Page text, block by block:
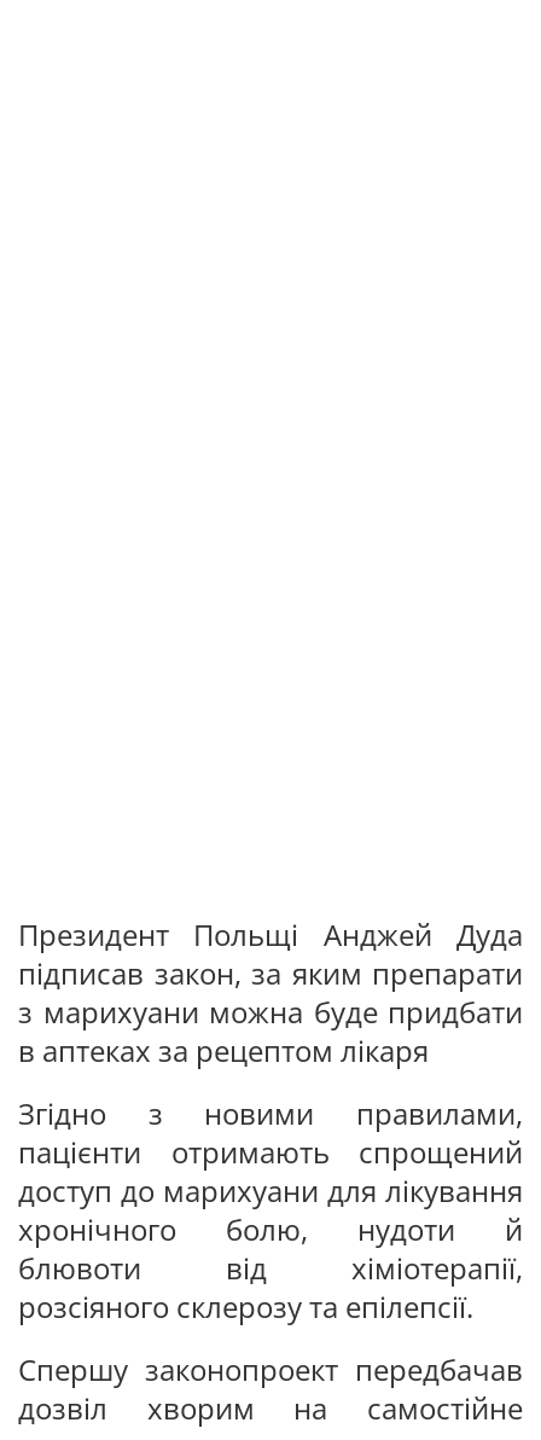
Президент Польщі Анджей Дуда
підписав закон, за яким препарати
з марихуани можна буде придбати
в аптеках за рецептом лікаря
Згідно з новими правилами,
пацієнти отримають спрощений
доступ до марихуани для лікування
хронічного болю, нудоти й
блювоти від хіміотерапії,
розсіяного склерозу та епілепсії.
Спершу законопроект передбачав
дозвіл хворим на самостійне